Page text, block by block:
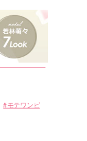
モテワンピ